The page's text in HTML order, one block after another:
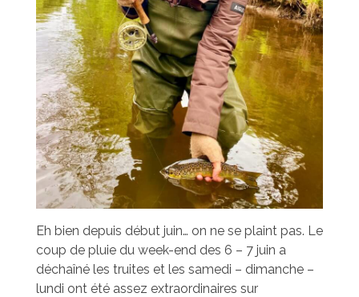
Eh bien depuis début juin… on ne se plaint pas. Le
coup de pluie du week-end des 6 – 7 juin a
déchaîné les truites et les samedi – dimanche –
lundi ont été assez extraordinaires sur